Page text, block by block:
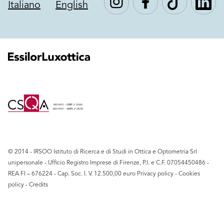
Italiano English
© 2014 - IRSOO Istituto di Ricerca e di Studi in Ottica e Optometria Srl
unipersonale - Ufficio Registro Imprese di Firenze, P.I. e C.F. ‍07054450486 -
REA FI – 676224 - Cap. Soc. I. V. 12.500,00 euro Privacy policy - Cookies
policy - Credits